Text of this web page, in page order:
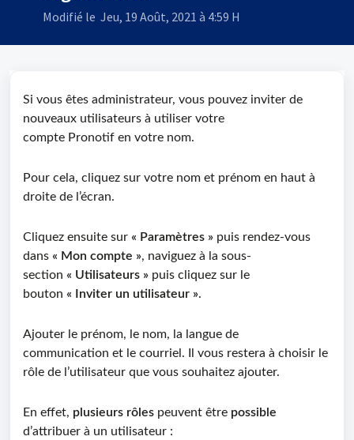
Modifié le Jeu, 19 Août, 2021 à 4:59 H
Si vous êtes administrateur, vous pouvez inviter de
nouveaux utilisateurs à utiliser votre
compte Pronotif en votre nom.
Pour cela, cliquez sur votre nom et prénom en haut à
droite de l’écran.
Cliquez ensuite sur « Paramètres » puis rendez-vous
dans « Mon compte », naviguez à la sous-
section « Utilisateurs » puis cliquez sur le
bouton « Inviter un utilisateur ».
Ajouter le prénom, le nom, la langue de
communication et le courriel . Il vous restera à choisir le
rôle de l’utilisateur que vous souhaitez ajouter.
En effet, plusieurs rôles peuvent être possible
d’attribuer à un utilisateur :